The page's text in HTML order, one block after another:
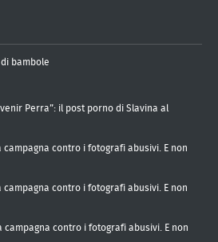
di bambole
Perra”: il post porno di Slavina al
campagna contro i fotografi abusivi. E non
campagna contro i fotografi abusivi. E non
a campagna contro i fotografi abusivi. E non